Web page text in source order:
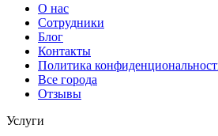
О нас
Сотрудники
Блог
Контакты
Политика
Все города
Отзывы
Услуги